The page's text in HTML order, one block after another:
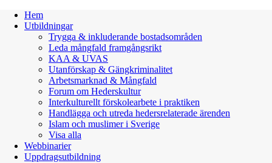
Hem
Utbildningar
Trygga & inkluderande bostadsområden
Leda mångfald framgångsrikt
KAA & UVAS
Utanförskap & Gängkriminalitet
Arbetsmarknad & Mångfald
Forum om Hederskultur
Interkulturellt förskolearbete i praktiken
Handlägga och utreda hedersrelaterade ärenden
Islam och muslimer i Sverige
Visa alla
Webbinarier
Uppdragsutbildning